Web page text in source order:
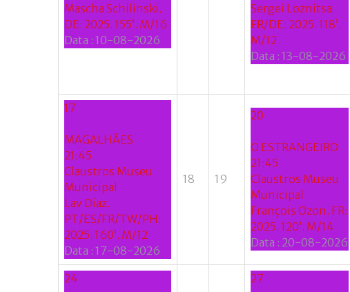
Mascha Schilinski.
DE: 2025. 155’. M/16
Data : 10-08-2026
Sergei Loznitsa.
FR/DE: 2025. 118’.
M/12
Data : 13-08-2026
17
MAGALHÃES
21:45
Claustros Museu
Municipal
Lav Diaz.
PT/ES/FR/TW/PH:
2025. 160’. M/12
Data : 17-08-2026
18 19
20
O ESTRANGEIRO
21:45
Claustros Museu
Municipal
François Ozon. FR:
2025. 120’. M/14
Data : 20-08-2026
24 27